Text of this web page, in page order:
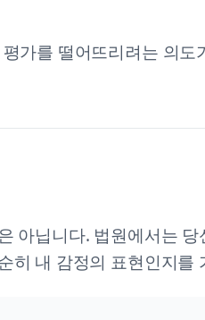
가를 떨어뜨리려는 의도
아닙니다. 법원에서는 당
히 내 감정의 표현인지를